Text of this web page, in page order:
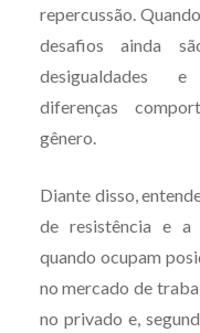
repercussão.
desafios ainda
desigualdades e
diferenças
gênero.
Diante disso,
de resistência e a
quando ocupam
no mercado de
no privado e,